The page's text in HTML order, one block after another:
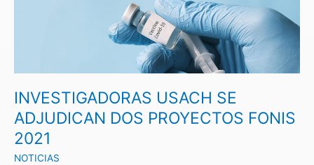
INVESTIGADORAS USACH SE
ADJUDICAN DOS PROYECTOS FONIS
2021
NOTICIAS
2021